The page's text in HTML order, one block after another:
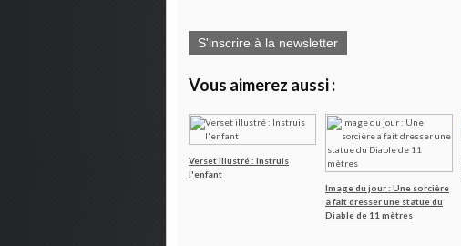
S'inscrire à la newsletter
Vous aimerez aussi :
Verset illustré : Instruis
l'enfant
Image du jour : Une sorcière
a fait dresser une statue du
Diable de 11 mètres